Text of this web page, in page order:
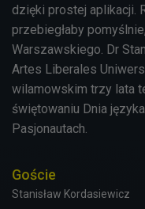
dzięki prostej aplikacji.
przebiegłaby
Warszawskiego. Dr
Artes Liberales
wilamowskim trzy lata
świętowaniu Dnia
Pasjonautach.
Goście
Stanisław Kordasiewicz